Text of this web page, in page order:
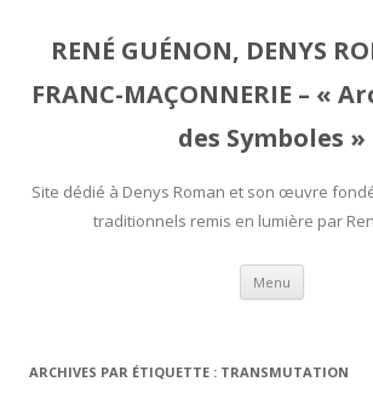
RENÉ GUÉNON, DENYS
FRANC-MAÇONNERIE – «
des Symboles »
Site dédié à Denys Roman et son œuvre
traditionnels remis en lumière par
Menu Aller
contenu
ARCHIVES PAR ÉTIQUETTE : TRANSMUTA­TION